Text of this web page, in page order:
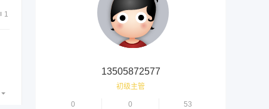
1
13505872577
初级主管
0
0
53